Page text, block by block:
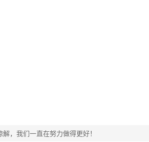
，我们一直在努力做得更好！